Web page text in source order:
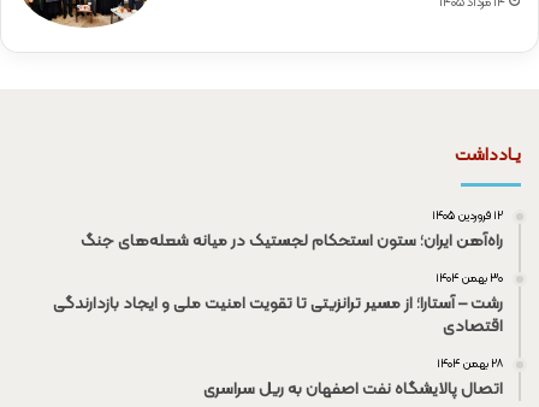
یـادداشت
۱۲ فروردین ۱۴۰۵
راه‌آهن ایران؛ ستون استحکام لجستیک در میانه شعله‌های جنگ
۳۰ بهمن ۱۴۰۴
رشت – آستارا؛ از مسیر ترانزیتی تا تقویت امنیت ملی و ایجاد بازدارندگی
اقتصادی
۲۸ بهمن ۱۴۰۴
اتصال پالایشگاه نفت اصفهان به ریل سراسری